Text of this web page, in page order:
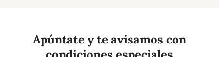
Apúntate y te avisamos con